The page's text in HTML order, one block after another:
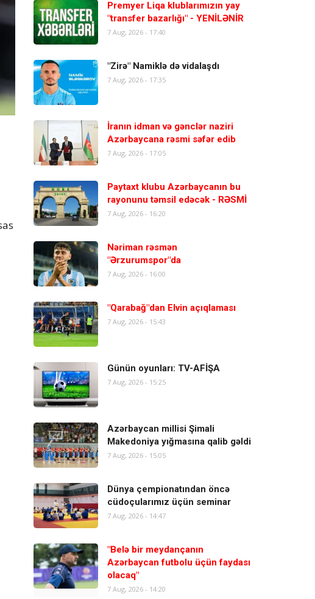
Premyer Liqa klublarımızın yay
"transfer bazarlığı" - YENİLƏNİR
7 Aug, 2026 - 17:40
"Zirə" Namiklə də vidalaşdı
7 Aug, 2026 - 17:35
İranın idman və gənclər naziri
Azərbaycana rəsmi səfər edib
7 Aug, 2026 - 17:05
Paytaxt klubu Azərbaycanın bu
rayonunu təmsil edəcək - RƏSMİ
7 Aug, 2026 - 16:20
Nəriman rəsmən
"Ərzurumspor"da
7 Aug, 2026 - 16:00
"Qarabağ"dan Elvin açıqlaması
7 Aug, 2026 - 15:43
Günün oyunları: TV-AFİŞA
7 Aug, 2026 - 15:25
Azərbaycan millisi Şimali
Makedoniya yığmasına qalib gəldi
7 Aug, 2026 - 15:05
Dünya çempionatından öncə
cüdoçularımız üçün seminar
7 Aug, 2026 - 14:47
"Belə bir meydançanın
Azərbaycan futbolu üçün faydası
olacaq"
7 Aug, 2026 - 14:20